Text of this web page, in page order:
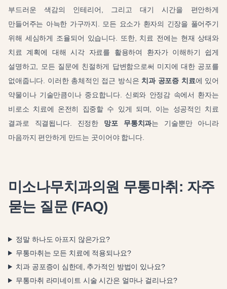
부드러운 색감의 인테리어, 그리고 대기 시간을 편안하게
만들어주는 아늑한 가구까지. 모든 요소가 환자의 긴장을 풀어주기
위해 세심하게 조율되어 있습니다. 또한, 치료 전에는 현재 상태와
치료 계획에 대해 시각 자료를 활용하여 환자가 이해하기 쉽게
설명하고, 모든 질문에 친절하게 답변함으로써 미지에 대한 공포를
없애줍니다. 이러한 총체적인 접근 방식은치과 공포증 치료에 있어
약물이나 기술만큼이나 중요합니다. 신뢰와 안정감 속에서 환자는
비로소 치료에 온전히 집중할 수 있게 되며, 이는 성공적인 치료
결과로 직결됩니다. 진정한 망포 무통치과는 기술뿐만 아니라
마음까지 편안하게 만드는 곳이어야 합니다.
미소나무치과의원 무통마취: 자주
묻는 질문 (FAQ)
정말 하나도 아프지 않은가요?
무통마취는 모든 치료에 적용되나요?
치과 공포증이 심한데, 추가적인 방법이 있나요?
무통마취 라미네이트 시술 시간은 얼마나 걸리나요?